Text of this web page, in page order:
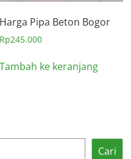
Harga Pipa Beton Bogor
Rp245.000
Tambah ke keranjang
Cari